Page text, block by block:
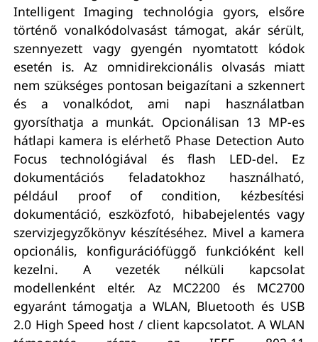
Intelligent Imaging technológia gyors, elsőre
történő vonalkódolvasást támogat, akár sérült,
szennyezett vagy gyengén nyomtatott kódok
esetén is. Az omnidirekcionális olvasás miatt
nem szükséges pontosan beigazítani a szkennert
és a vonalkódot, ami napi használatban
gyorsíthatja a munkát. Opcionálisan 13 MP-es
hátlapi kamera is elérhető Phase Detection Auto
Focus technológiával és flash LED-del. Ez
dokumentációs feladatokhoz használható,
például proof of condition, kézbesítési
dokumentáció, eszközfotó, hibabejelentés vagy
szervizjegyzőkönyv készítéséhez. Mivel a kamera
opcionális, konfigurációfüggő funkcióként kell
kezelni. A vezeték nélküli kapcsolat
modellenként eltér. Az MC2200 és MC2700
egyaránt támogatja a WLAN, Bluetooth és USB
2.0 High Speed host / client kapcsolatot. A WLAN